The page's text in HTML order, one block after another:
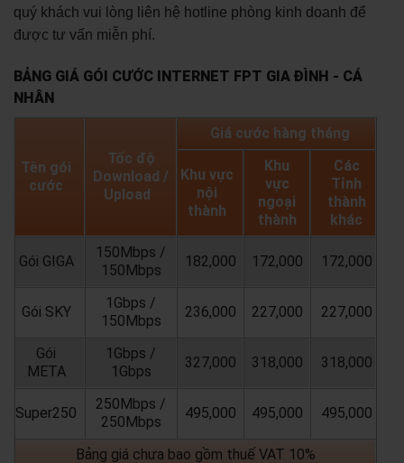
quý khách vui lòng liên hệ hotline phòng kinh doanh để
được tư vấn miễn phí.
BẢNG GIÁ GÓI CƯỚC INTERNET FPT GIA ĐÌNH - CÁ
NHÂN
Tên gói
cước
Tốc độ
Download /
Upload
Giá cước hàng tháng
Khu vực
nội
thành
Khu
vực
ngoại
thành
Các
Tỉnh
thành
khác
Gói GIGA
150Mbps /
150Mbps
182,000 172,000 172,000
Gói SKY
1Gbps /
150Mbps
236,000 227,000 227,000
Gói
META
1Gbps /
1Gbps
327,000 318,000 318,000
Super250
250Mbps /
250Mbps
495,000 495,000 495,000
Bảng giá chưa bao gồm thuế VAT 10%